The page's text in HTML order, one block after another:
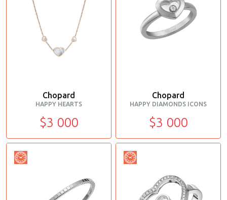
Chopard
HAPPY HEARTS
$3 000
Chopard
HAPPY DIAMONDS ICONS
$3 000